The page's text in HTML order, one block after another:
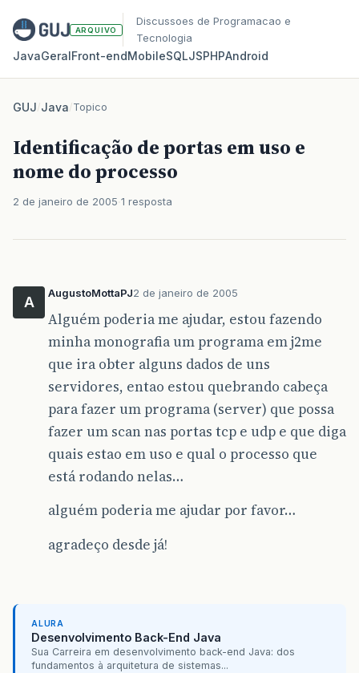
ARQUIVO
Discussoes de Programacao e
Tecnologia
JavaGeralFront‑endMobileSQLJSPHPAndroid
GUJ/Java/Topico
Identificação de portas em uso e
nome do processo
2 de janeiro de 2005 1 resposta
A
AugustoMottaPJ2 de janeiro de 2005
Alguém poderia me ajudar, estou fazendo
minha monografia um programa em j2me
que ira obter alguns dados de uns
servidores, entao estou quebrando cabeça
para fazer um programa (server) que possa
fazer um scan nas portas tcp e udp e que diga
quais estao em uso e qual o processo que
está rodando nelas…
alguém poderia me ajudar por favor…
agradeço desde já!
ALURA
Desenvolvimento Back-End Java
Sua Carreira em desenvolvimento back-end Java: dos
fundamentos à arquitetura de sistemas...